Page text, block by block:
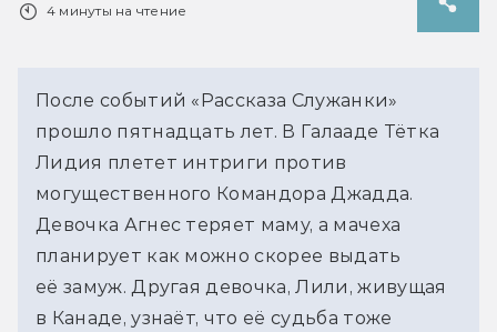
4 минуты на чтение
После событий «Рассказа Служанки»
прошло пятнадцать лет. В Галааде Тётка
Лидия плетет интриги против
могущественного Командора Джадда.
Девочка Агнес теряет маму, а мачеха
планирует как можно скорее выдать
её замуж. Другая девочка, Лили, живущая
в Канаде, узнаёт, что её судьба тоже